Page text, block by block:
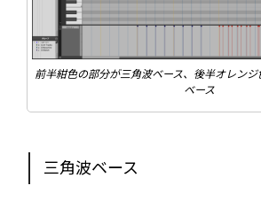
前半紺色の部分が三角波ベース、後半オレン
ベース
三角波ベース